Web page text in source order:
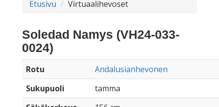
Etusivu Virtuaalihevoset
Soledad Namys (VH24-033-
0024)
Rotu
Andalusianhevonen
Sukupuoli
tamma